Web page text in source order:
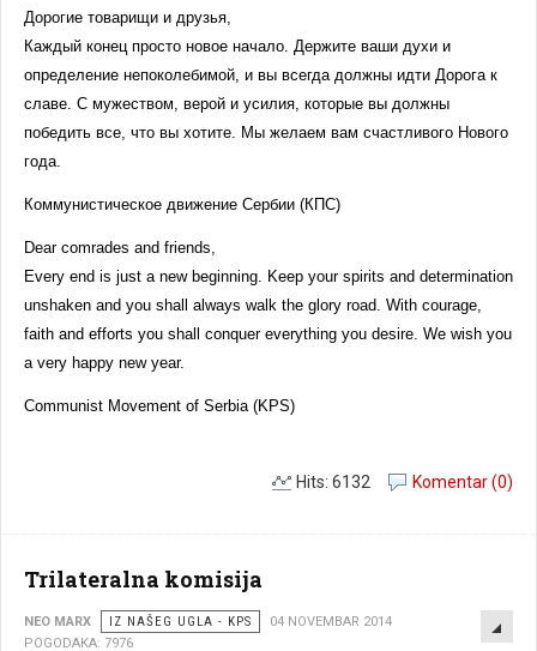
Дорогие товарищи и друзья,
Каждый конец просто новое начало. Держите ваши духи и
определение непоколебимой, и вы всегда должны идти Дорога к
славе. С мужеством, верой и усилия, которые вы должны
победить все, что вы хотите. Мы желаем вам счастливого Нового
года.
Коммунистическое движение Сербии (КПС)
Dear comrades and friends,
Every end is just a new beginning. Keep your spirits and determination
unshaken and you shall always walk the glory road. With courage,
faith and efforts you shall conquer everything you desire. We wish you
a very happy new year.
Communist Movement of Serbia (KPS)
Komentar (0)
Hits: 6132
Trilateralna komisija
NEO MARX IZ NAŠEG UGLA - KPS
04 NOVEMBAR 2014
POGODAKA: 7976